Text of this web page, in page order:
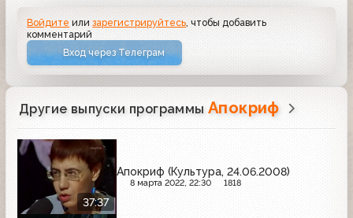
Войдите илизарегистрируйтесь , чтобы добавить
комментарий
Вход через Телеграм
Другие выпуски программы Апокриф
37:37
Апокриф (Культура, 24.06.2008)
8 марта 2022, 22:30 1818